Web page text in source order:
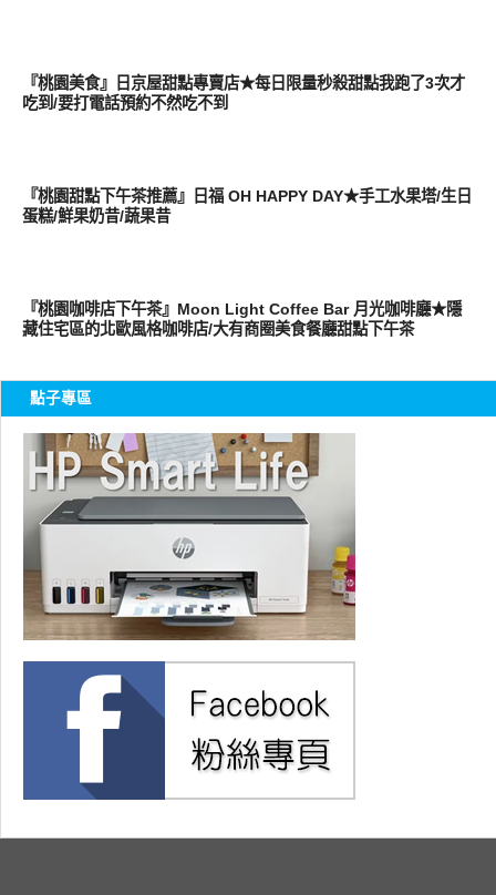
『桃園美食』日京屋甜點專賣店★每日限量秒殺甜點我跑了3次才
吃到/要打電話預約不然吃不到
『桃園甜點下午茶推薦』日福 OH HAPPY DAY★手工水果塔/生日
蛋糕/鮮果奶昔/蔬果昔
『桃園咖啡店下午茶』Moon Light Coffee Bar 月光咖啡廳★隱
藏住宅區的北歐風格咖啡店/大有商圈美食餐廳甜點下午茶
點子專區